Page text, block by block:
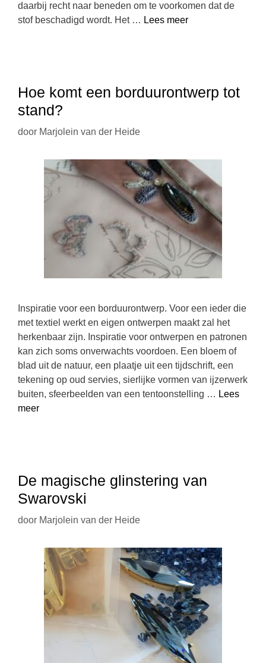
daarbij recht naar beneden om te voorkomen dat de
stof beschadigd wordt. Het … Lees meer
Hoe komt een borduurontwerp tot
stand?
door Marjolein van der Heide
Inspiratie voor een borduurontwerp. Voor een ieder die
met textiel werkt en eigen ontwerpen maakt zal het
herkenbaar zijn. Inspiratie voor ontwerpen en patronen
kan zich soms onverwachts voordoen. Een bloem of
blad uit de natuur, een plaatje uit een tijdschrift, een
tekening op oud servies, sierlijke vormen van ijzerwerk
buiten, sfeerbeelden van een tentoonstelling … Lees
meer
De magische glinstering van
Swarovski
door Marjolein van der Heide